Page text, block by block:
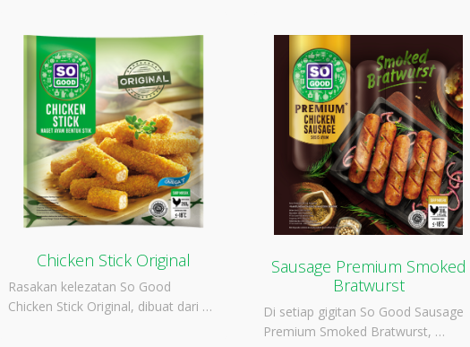
Chicken Stick Original
Rasakan kelezatan So Good
Chicken Stick Original, dibuat dari …
Sausage Premium Smoked
Bratwurst
Di setiap gigitan So Good Sausage
Premium Smoked Bratwurst, …